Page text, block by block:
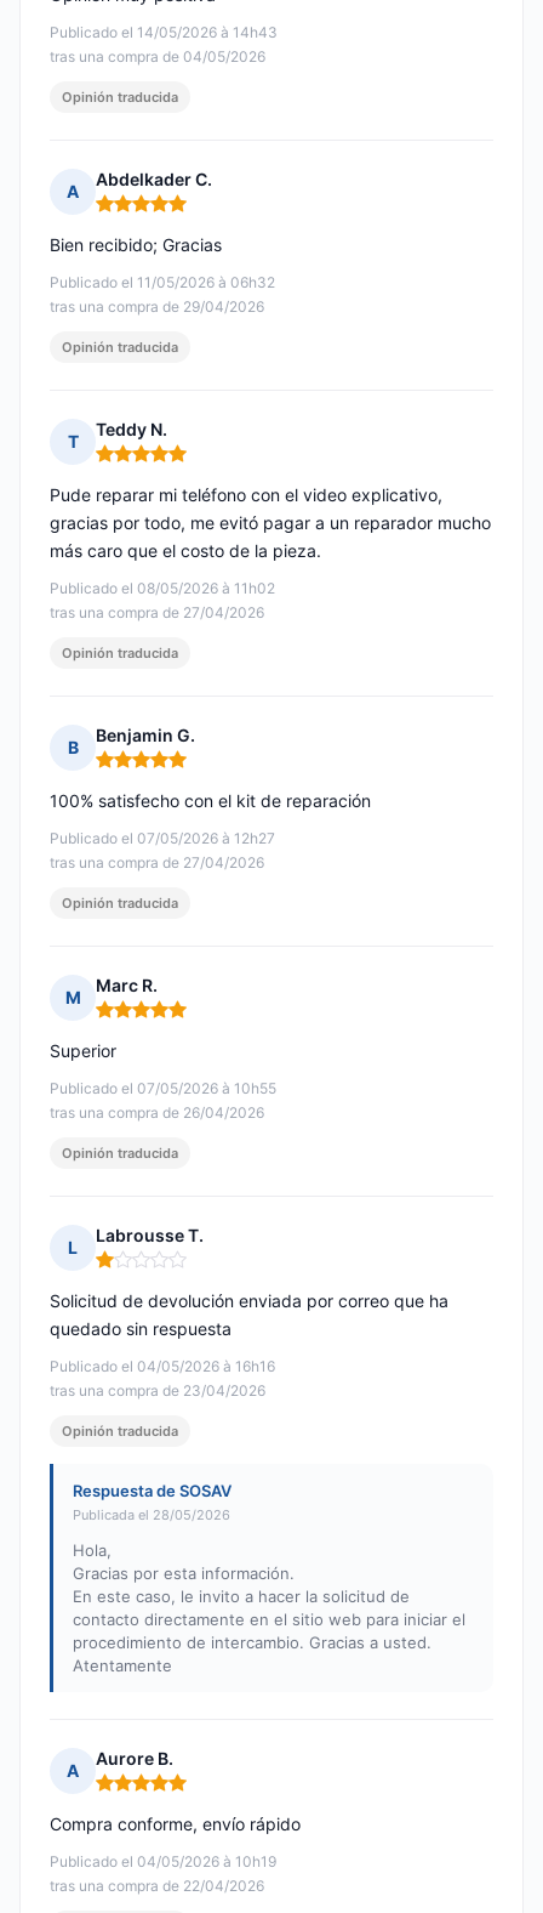
Publicado el 14/05/2026 à 14h43
tras una compra de 04/05/2026
Opinión traducida
A
Abdelkader C.
Nota: 5 de 5
Publicado el 11/05/2026 à 06h32
tras una compra de 29/04/2026
Bien recibido; Gracias
Opinión traducida
T
Teddy N.
Nota: 5 de 5
Publicado el 08/05/2026 à 11h02
tras una compra de 27/04/2026
Pude reparar mi teléfono con el video explicativo,
gracias por todo, me evitó pagar a un reparador mucho
más caro que el costo de la pieza.
Opinión traducida
B
Benjamin G.
Nota: 5 de 5
Publicado el 07/05/2026 à 12h27
tras una compra de 27/04/2026
100% satisfecho con el kit de reparación
Opinión traducida
M
Marc R.
Nota: 5 de 5
Publicado el 07/05/2026 à 10h55
tras una compra de 26/04/2026
Superior
Opinión traducida
L
Labrousse T.
Nota: 1 de 5
Publicado el 04/05/2026 à 16h16
tras una compra de 23/04/2026
Solicitud de devolución enviada por correo que ha
quedado sin respuesta
Opinión traducida
Respuesta de SOSAV
Publicada el 28/05/2026
Hola,
Gracias por esta información.
En este caso, le invito a hacer la solicitud de
contacto directamente en el sitio web para iniciar el
procedimiento de intercambio. Gracias a usted.
Atentamente
A
Aurore B.
Nota: 5 de 5
Publicado el 04/05/2026 à 10h19
tras una compra de 22/04/2026
Compra conforme, envío rápido